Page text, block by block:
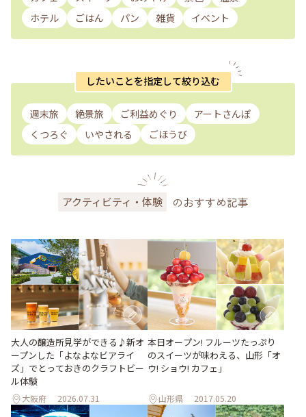
ホテル
ごはん パン 雑貨 イベント
したいことを指定して絞り込む
週末旅 絶景旅 ご利益めぐり
アートさんぽ
くつろぐ
いやされる ごほうび
アクティビティ・体験 のおすすめ記事
大人の醸造所見学ができる♪新オ
ープンした「よなよなビアライ
ズ」でとっておきのクラフトビー
ル体験
大阪府 2026.07.31
本日オープン! フルーツたっぷり
のスイーツが味わえる、山形「オ
ウ! ショウ! カフェ」
山形県 2017.05.20